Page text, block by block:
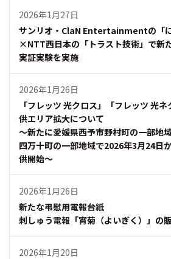
2026年1月27日
サンリオ・ClaN Entertainmentの「に
×NTT西日本の「トラスト技術」で新
実証実験を実施
2026年1月26日
「フレッツ 光クロス」「フレッツ 光
供エリア拡大について
～新たに愛媛県西予市野村町の一部地
四万十町の一部地域で2026年3月24日
供開始～
2026年1月26日
新たな弔慰用電報台紙
刺しゅう電報「宵菊（よいぎく）」の
2026年1月20日